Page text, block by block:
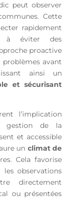
peut observer
Cette
rapidement
éviter des
proactive
avant
ainsi un
et sécurisant
l’implication
gestion de la
et accessible
un climat de
Cela favorise
les observations
directement
ou présentées